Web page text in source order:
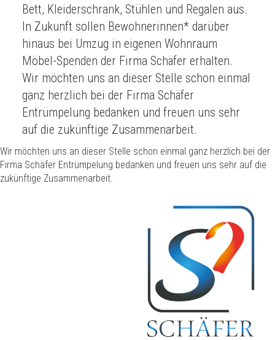
Bett, Kleiderschrank, Stühlen und Regalen aus.
In Zukunft sollen Bewohnerinnen* darüber
hinaus bei Umzug in eigenen Wohnraum
Möbel-Spenden der Firma Schäfer erhalten.
Wir möchten uns an dieser Stelle schon einmal
ganz herzlich bei der Firma Schäfer
Entrümpelung bedanken und freuen uns sehr
auf die zukünftige Zusammenarbeit.
Wir möchten uns an dieser Stelle schon einmal ganz herzlich bei der
Firma Schäfer Entrümpelung bedanken und freuen uns sehr auf die
zukünftige Zusammenarbeit.